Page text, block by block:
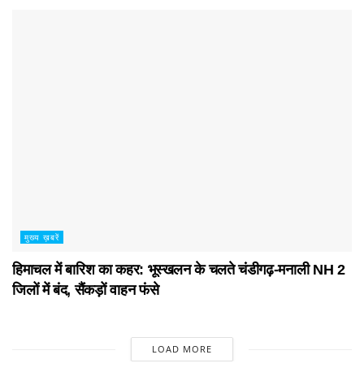
मुख्य ख़बरें
हिमाचल में बारिश का कहर: भूस्खलन के चलते चंडीगढ़-मनाली NH 2
जिलों में बंद, सैंकड़ों वाहन फंसे
LOAD MORE